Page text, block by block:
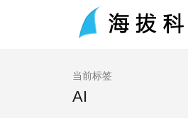
当前标签
AI